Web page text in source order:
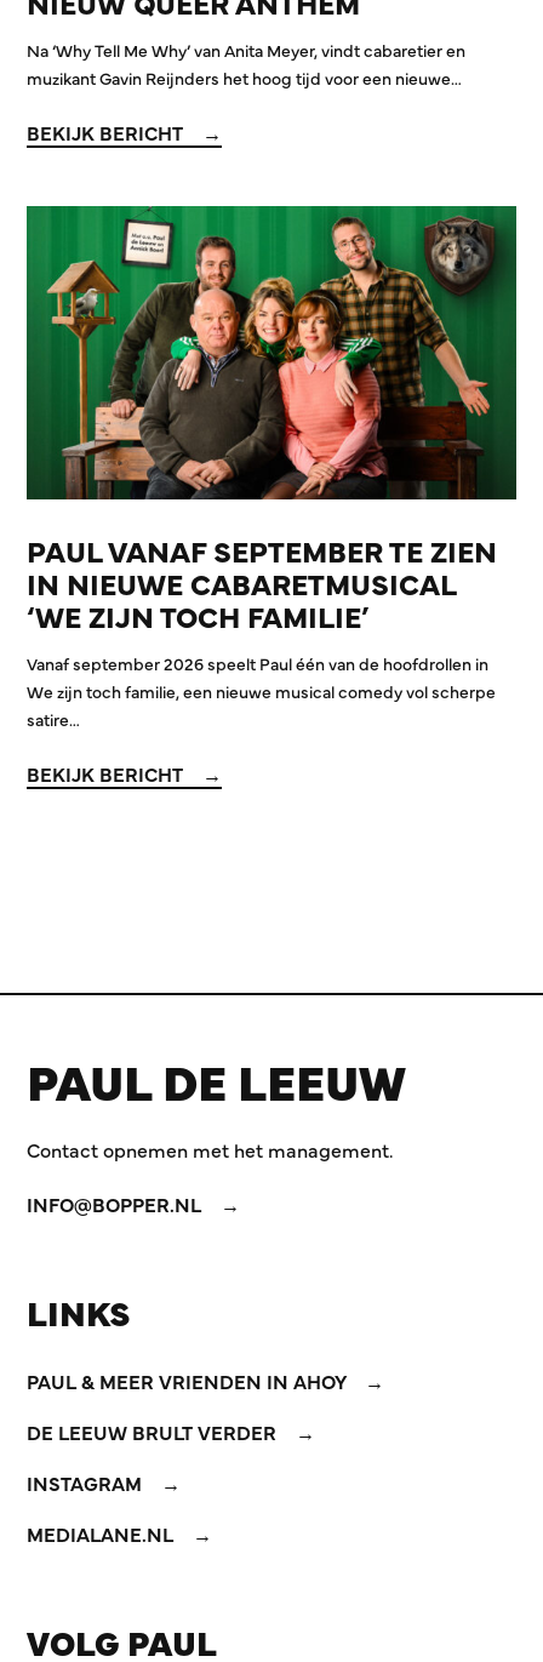
Na ‘Why Tell Me Why’ van Anita Meyer, vindt cabaretier en
muzikant Gavin Reijnders het hoog tijd voor een nieuwe…
BEKIJK BERICHT
PAUL VANAF SEPTEMBER TE ZIEN
IN NIEUWE CABARETMUSICAL
‘WE ZIJN TOCH FAMILIE’
Vanaf september 2026 speelt Paul één van de hoofdrollen in
We zijn toch familie, een nieuwe musical comedy vol scherpe
satire…
BEKIJK BERICHT
PAUL DE LEEUW
Contact opnemen met het management.
INFO@BOPPER.NL
LINKS
PAUL & MEER VRIENDEN IN AHOY
DE LEEUW BRULT VERDER
INSTAGRAM
MEDIALANE.NL
VOLG PAUL